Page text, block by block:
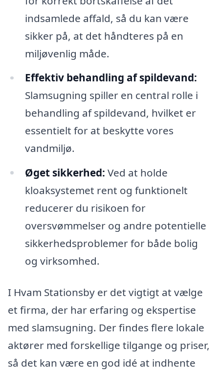
indsamlede affald, så du kan være
sikker på, at det håndteres på en
miljøvenlig måde.
Effektiv behandling af spildevand:
Slamsugning spiller en central rolle i
behandling af spildevand, hvilket er
essentielt for at beskytte vores
vandmiljø.
Øget sikkerhed: Ved at holde
kloaksystemet rent og funktionelt
reducerer du risikoen for
oversvømmelser og andre potentielle
sikkerhedsproblemer for både bolig
og virksomhed.
I Hvam Stationsby er det vigtigt at vælge
et firma, der har erfaring og ekspertise
med slamsugning. Der findes flere lokale
aktører med forskellige tilgange og priser,
så det kan være en god idé at indhente